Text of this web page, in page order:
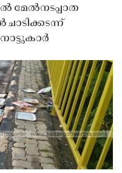
മേൽനടപ്പാത